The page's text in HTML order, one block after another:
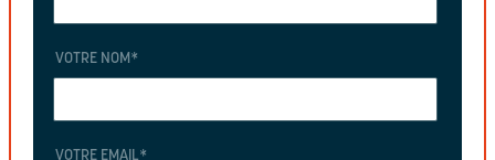
VOTRE NOM *
VOTRE EMAIL*